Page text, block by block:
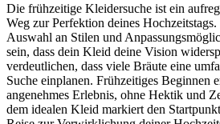
Die frühzeitige Kleidersuche ist ein
Weg zur Perfektion deines
Auswahl an Stilen und
sein, dass dein Kleid deine Vision
verdeutlichen, dass viele Bräute eine
Suche einplanen. Frühzeitiges Beginnen
angenehmes Erlebnis, ohne Hektik und
dem idealen Kleid markiert den